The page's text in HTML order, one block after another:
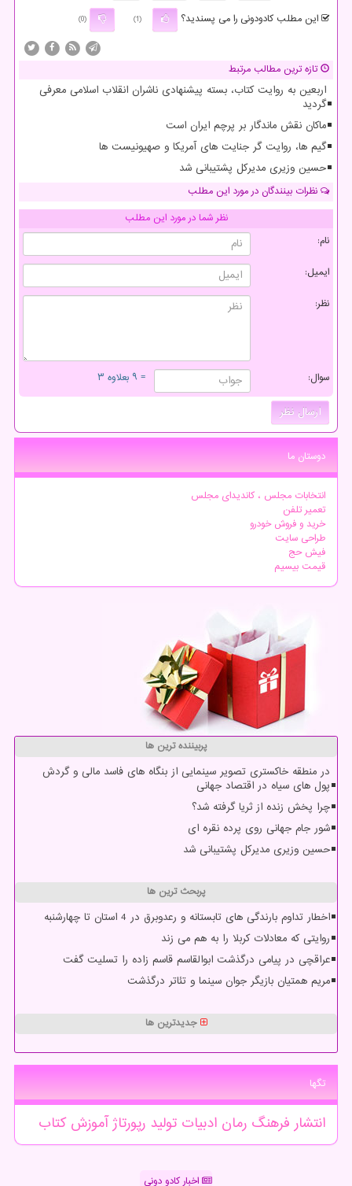
این مطلب کادودونی را می پسندید؟
(1)
(0)
تازه ترین مطالب مرتبط
اربعین به روایت کتاب، بسته پیشنهادی ناشران انقلاب اسلامی معرفی
گردید
ماکان نقش ماندگار بر پرچم ایران است
گیم ها، روایت گر جنایت های آمریکا و صهیونیست ها
حسین وزیری مدیرکل پشتیبانی شد
نظرات بینندگان در مورد این مطلب
نظر شما در مورد این مطلب
نام:
ایمیل:
نظر:
سوال: = ۹ بعلاوه ۳
دوستان ما
انتخابات مجلس ، کاندیدای مجلس
تعمیر تلفن
خرید و فروش خودرو
طراحی سایت
فیش حج
قیمت بیسیم
پربیننده ترین ها
در منطقه خاکستری تصویر سینمایی از بنگاه های فاسد مالی و گردش
پول های سیاه در اقتصاد جهانی
چرا پخش زنده از ثریا گرفته شد؟
شور جام جهانی روی پرده نقره ای
حسین وزیری مدیرکل پشتیبانی شد
پربحث ترین ها
اخطار تداوم بارندگی های تابستانه و رعدوبرق در 4 استان تا چهارشنبه
روایتی که معادلات کربلا را به هم می زند
عراقچی در پیامی درگذشت ابوالقاسم قاسم زاده را تسلیت گفت
مریم همتیان بازیگر جوان سینما و تئاتر درگذشت
جدیدترین ها
تگها
انتشار فرهنگ رمان ادبیات تولید رپورتاژآموزشكتاب
اخبار کادو دونی